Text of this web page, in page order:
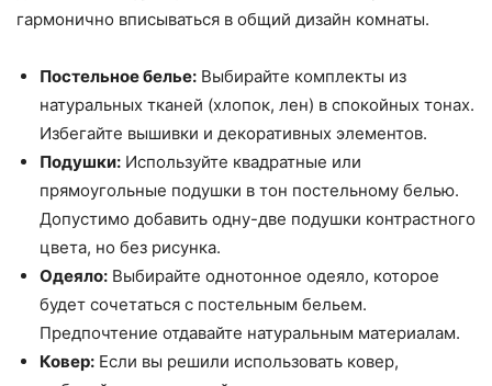
гармонично вписываться в общий дизайн комнаты.
Постельное белье: Выбирайте комплекты из
натуральных тканей (хлопок, лен) в спокойных тонах.
Избегайте вышивки и декоративных элементов.
Подушки: Используйте квадратные или
прямоугольные подушки в тон постельному белью.
Допустимо добавить одну-две подушки контрастного
цвета, но без рисунка.
Одеяло: Выбирайте однотонное одеяло, которое
будет сочетаться с постельным бельем.
Предпочтение отдавайте натуральным материалам.
Ковер: Если вы решили использовать ковер,